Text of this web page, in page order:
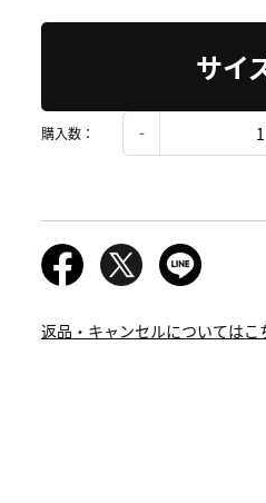
サイ
購入数：
返品・キャンセルについてはこ